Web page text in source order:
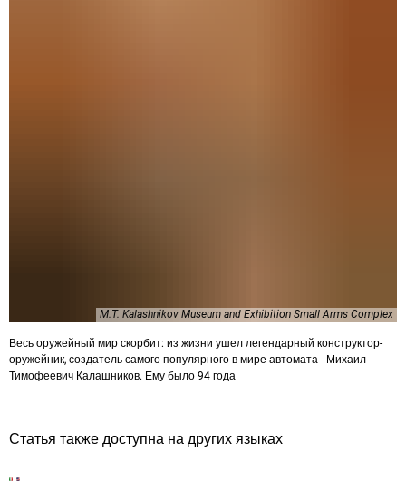
M.T. Kalashnikov Museum and Exhibition Small Arms Complex
Весь оружейный мир скорбит: из жизни ушел легендарный конструктор-
оружейник, создатель самого популярного в мире автомата - Михаил
Тимофеевич Калашников. Ему было 94 года
Статья также доступна на других языках